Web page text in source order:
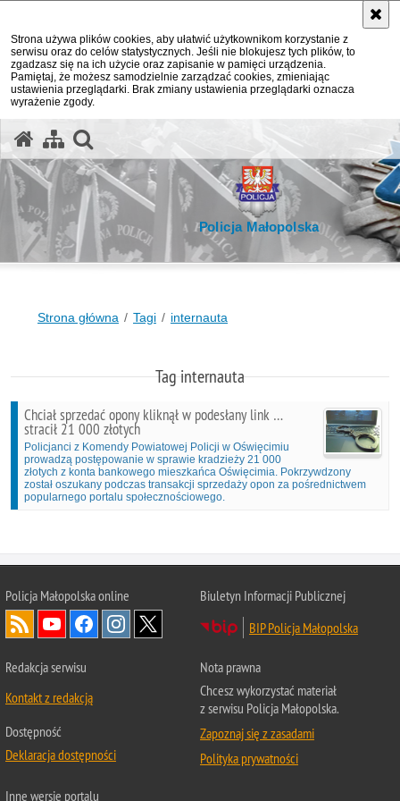
Strona używa plików cookies, aby ułatwić użytkownikom korzystanie z
serwisu oraz do celów statystycznych. Jeśli nie blokujesz tych plików, to
zgadzasz się na ich użycie oraz zapisanie w pamięci urządzenia.
Pamiętaj, że możesz samodzielnie zarządzać cookies, zmieniając
ustawienia przeglądarki. Brak zmiany ustawienia przeglądarki oznacza
wyrażenie zgody.
Policja Małopolska
Strona główna Tagi internauta
Tag internauta
Chciał sprzedać opony kliknął w podesłany link …
stracił 21 000 złotych
Policjanci z Komendy Powiatowej Policji w Oświęcimiu
prowadzą postępowanie w sprawie kradzieży 21 000
złotych z konta bankowego mieszkańca Oświęcimia. Pokrzywdzony
został oszukany podczas transakcji sprzedaży opon za pośrednictwem
popularnego portalu społecznościowego.
Policja Małopolska online
Biuletyn Informacji Publicznej
BIP Policja Małopolska
Redakcja serwisu
Kontakt z redakcją
Dostępność
Deklaracja dostępności
Nota prawna
Chcesz wykorzystać materiał
z serwisu Policja Małopolska.
Zapoznaj się z zasadami
Polityka prywatności
Inne wersje portalu